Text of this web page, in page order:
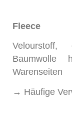
Fleece
Baumwolle
Warenseiten
→ Häufige